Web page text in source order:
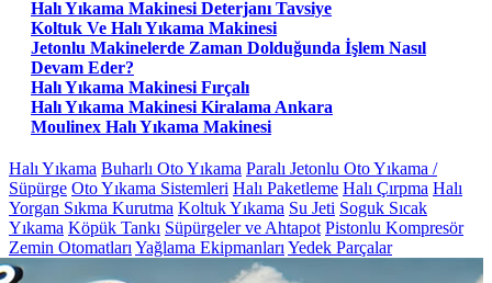
Halı Yıkama Makinesi Deterjanı Tavsiye
Koltuk Ve Halı Yıkama Makinesi
Jetonlu Makinelerde Zaman Dolduğunda İşlem Nasıl
Devam Eder?
Halı Yıkama Makinesi Fırçalı
Halı Yıkama Makinesi Kiralama Ankara
Moulinex Halı Yıkama Makinesi
Halı Yıkama Buharlı Oto Yıkama Paralı Jetonlu Oto Yıkama /
Süpürge Oto Yıkama Sistemleri Halı Paketleme Halı Çırpma Halı
Yorgan Sıkma Kurutma Koltuk Yıkama Su Jeti Soguk Sıcak
Yıkama Köpük Tankı Süpürgeler ve Ahtapot Pistonlu Kompresör
Zemin Otomatları Yağlama Ekipmanları Yedek Parçalar